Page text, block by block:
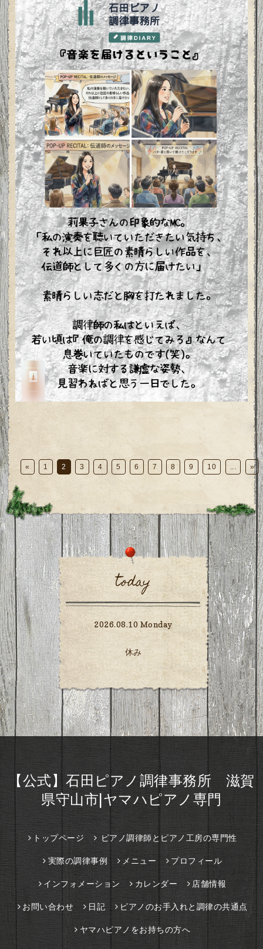
« 1 2 3 4 5 6 7 8 9 10 ... »
today
2026.08.10 Monday
休み
【公式】石田ピアノ調律事務所 滋賀
県守山市|ヤマハピアノ専門
トップページ ピアノ調律師とピアノ工房の専門性
実際の調律事例 メニュー プロフィール
インフォメーション カレンダー 店舗情報
お問い合わせ 日記 ピアノのお手入れと調律の共通点
ヤマハピアノをお持ちの方へ